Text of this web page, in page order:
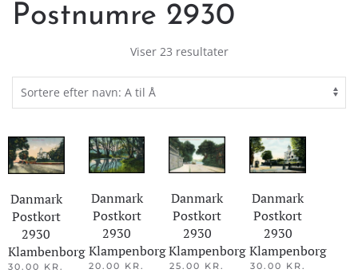
Postnumre 2930
Viser 23 resultater
Danmark
Postkort
2930
Klambenborg
30.00 KR.
Danmark
Postkort
2930
Klampenborg
20.00 KR.
Danmark
Postkort
2930
Klampenborg
25.00 KR.
Danmark
Postkort
2930
Klampenborg
30.00 KR.